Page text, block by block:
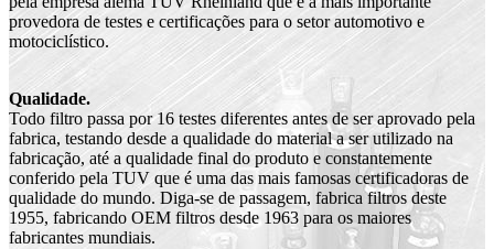
provedora de testes e certificações para o setor automotivo e
motociclístico.
Qualidade.
Todo filtro passa por 16 testes diferentes antes de ser aprovado pela
fabrica, testando desde a qualidade do material a ser utilizado na
fabricação, até a qualidade final do produto e constantemente
conferido pela TUV que é uma das mais famosas certificadoras de
qualidade do mundo. Diga-se de passagem, fabrica filtros deste
1955, fabricando OEM filtros desde 1963 para os maiores
fabricantes mundiais.